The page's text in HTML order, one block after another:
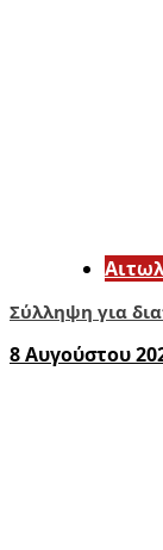
Σύλληψη για
8 Αυγούστου